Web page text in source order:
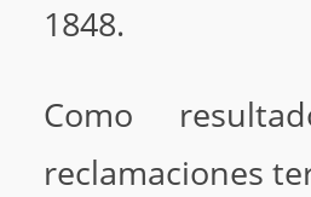
1848.
Como
reclamaciones